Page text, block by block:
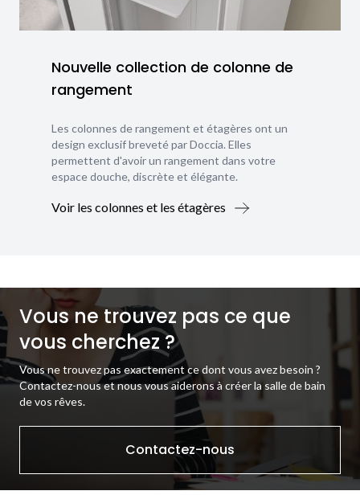
Nouvelle collection de colonne de
rangement
Les colonnes de rangement et étagères ont un
design exclusif breveté par Doccia. Elles
permettent d'avoir un rangement dans votre
espace douche, discrète et élégante.
Voir les colonnes et les étagères
Vous ne trouvez pas ce que
vous cherchez ?
Vous ne trouvez pas exactement ce dont vous avez besoin ?
Contactez-nous et nous vous aiderons à créer la salle de bain
de vos rêves.
Contactez-nous